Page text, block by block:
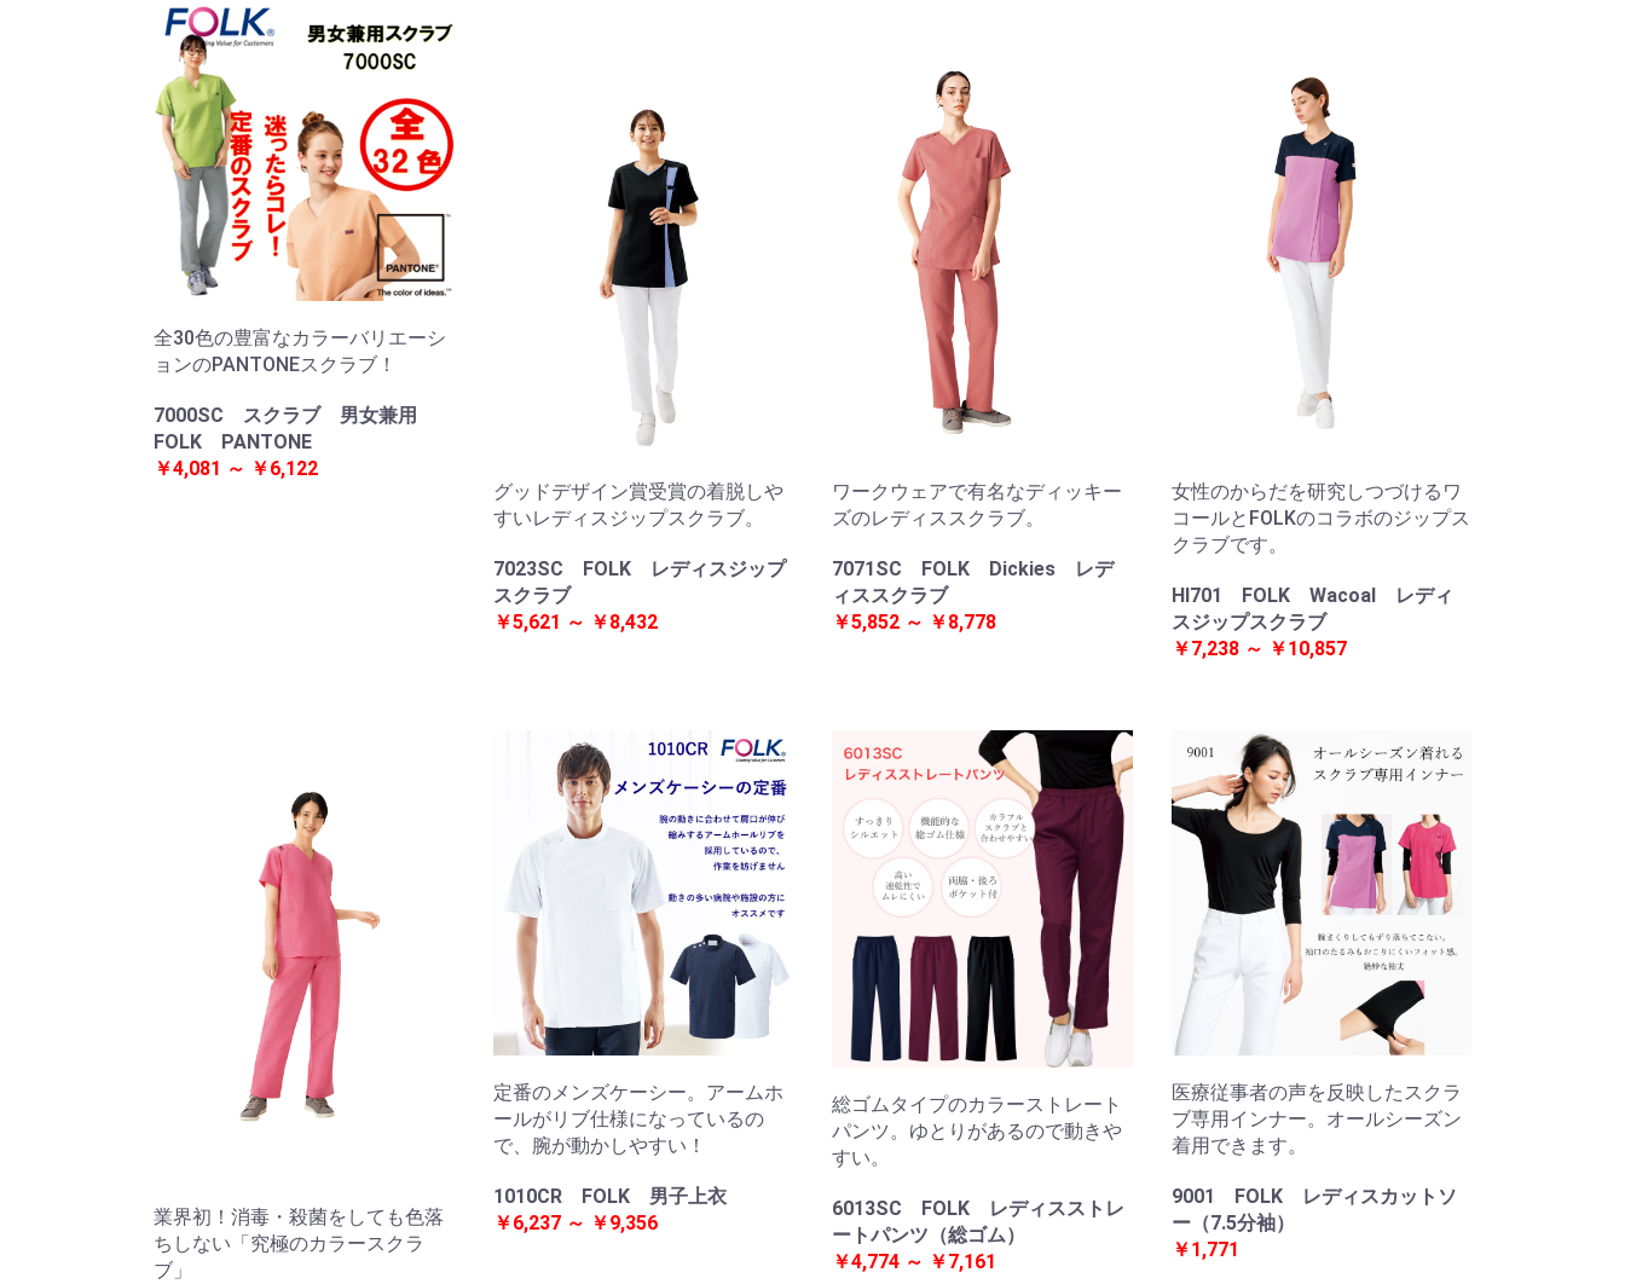
全30色の豊富なカラーバリエーシ
ョンのPANTONEスクラブ！
7000SC スクラブ 男女兼用
FOLK PANTONE
￥4,081 ～ ￥6,122
グッドデザイン賞受賞の着脱しや
すいレディスジップスクラブ。
7023SC FOLK レディスジップ
スクラブ
￥5,621 ～ ￥8,432
ワークウェアで有名なディッキー
ズのレディススクラブ。
7071SC FOLK Dickies レデ
ィススクラブ
￥5,852 ～ ￥8,778
女性のからだを研究しつづけるワ
コールとFOLKのコラボのジップス
クラブです。
HI701 FOLK Wacoal レディ
スジップスクラブ
￥7,238 ～ ￥10,857
業界初！消毒・殺菌をしても色落
ちしない「究極のカラースクラ
ブ」
定番のメンズケーシー。アームホ
ールがリブ仕様になっているの
で、腕が動かしやすい！
1010CR FOLK 男子上衣
￥6,237 ～ ￥9,356
総ゴムタイプのカラーストレート
パンツ。ゆとりがあるので動きや
すい。
6013SC FOLK レディスストレ
ートパンツ（総ゴム）
￥4,774 ～ ￥7,161
医療従事者の声を反映したスクラ
ブ専用インナー。オールシーズン
着用できます。
9001 FOLK レディスカットソ
ー（7.5分袖）
￥1,771